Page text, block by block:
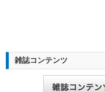
雑誌コンテンツ